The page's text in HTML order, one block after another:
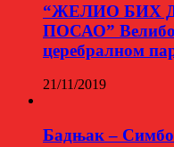
“ЖЕЛИО БИХ
ПОСАО”
церебралном
21/11/2019
Бадњак –